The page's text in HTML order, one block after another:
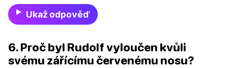
Ukaž odpověď
6. Proč byl Rudolf vyloučen kvůli
svému zářícímu červenému nosu?